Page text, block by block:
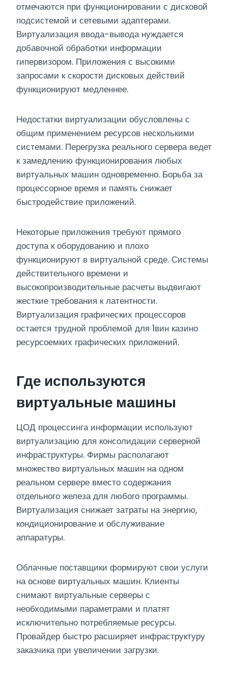
отмечаются при функционировании с дисковой
подсистемой и сетевыми адаптерами.
Виртуализация ввода-вывода нуждается
добавочной обработки информации
гипервизором. Приложения с высокими
запросами к скорости дисковых действий
функционируют медленнее.
Недостатки виртуализации обусловлены с
общим применением ресурсов несколькими
системами. Перегрузка реального сервера ведет
к замедлению функционирования любых
виртуальных машин одновременно. Борьба за
процессорное время и память снижает
быстродействие приложений.
Некоторые приложения требуют прямого
доступа к оборудованию и плохо
функционируют в виртуальной среде. Системы
действительного времени и
высокопроизводительные расчеты выдвигают
жесткие требования к латентности.
Виртуализация графических процессоров
остается трудной проблемой для 1вин казино
ресурсоемких графических приложений.
Где используются
виртуальные машины
ЦОД процессинга информации используют
виртуализацию для консолидации серверной
инфраструктуры. Фирмы располагают
множество виртуальных машин на одном
реальном сервере вместо содержания
отдельного железа для любого программы.
Виртуализация снижает затраты на энергию,
кондиционирование и обслуживание
аппаратуры.
Облачные поставщики формируют свои услуги
на основе виртуальных машин. Клиенты
снимают виртуальные серверы с
необходимыми параметрами и платят
исключительно потребляемые ресурсы.
Провайдер быстро расширяет инфраструктуру
заказчика при увеличении загрузки.